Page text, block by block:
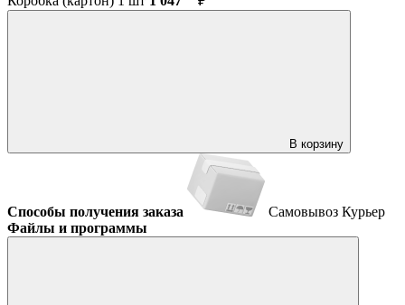
В корзину
Способы получения заказа Самовывоз Курьер
Файлы и программы